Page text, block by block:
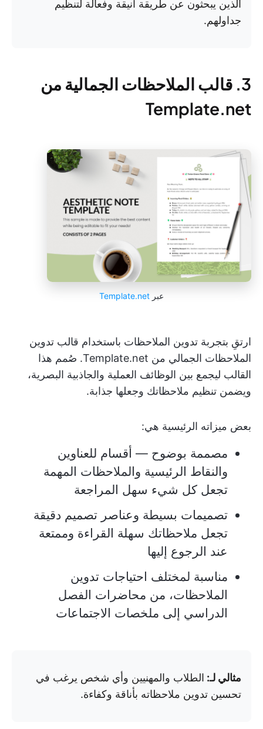
الذين يبحثون عن طريقة أنيقة وفعالة لتنظيم
جداولهم.
3. قالب الملاحظات الجمالية من
Template.net
عبر Template.net
ارتقِ بتجربة تدوين الملاحظات باستخدام قالب تدوين
الملاحظات الجمالي من Template.net. صُمم هذا
القالب ليجمع بين الوظائف العملية والجاذبية البصرية،
ويضمن تنظيم ملاحظاتك وجعلها جذابة.
بعض ميزاته الرئيسية هي:
مصممة بوضوح — أقسام للعناوين
والنقاط الرئيسية والملاحظات المهمة
تجعل كل شيء سهل المراجعة
تصميمات بسيطة وعناصر تصميم دقيقة
تجعل ملاحظاتك سهلة القراءة وممتعة
عند الرجوع إليها
مناسبة لمختلف احتياجات تدوين
الملاحظات، من محاضرات الفصل
الدراسي إلى ملخصات الاجتماعات
مثالي لـ: الطلاب والمهنيين وأي شخص يرغب في
تحسين تدوين ملاحظاته بأناقة وكفاءة.